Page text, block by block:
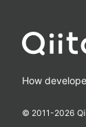
How
© 2011-2026